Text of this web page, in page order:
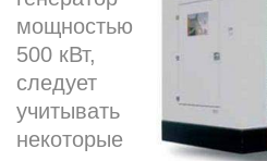
мощностью
500 кВт,
следует
учитывать
некоторые